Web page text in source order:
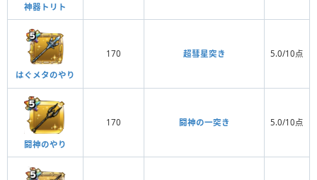
神器トリト
はぐメタのやり
170 超彗星突き 5.0/10点
闘神のやり
170 闘神の一突き 5.0/10点